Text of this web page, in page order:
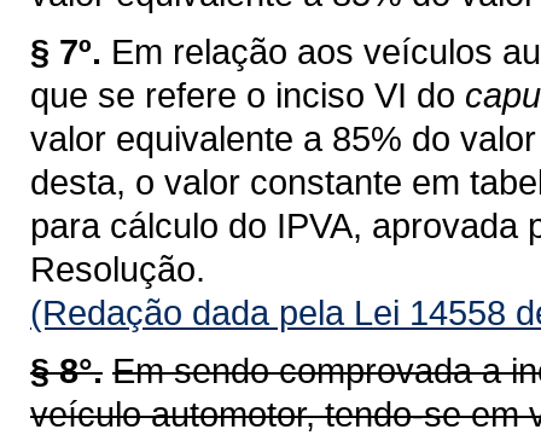
§ 7º. Em relação aos veículos
que se refere o inciso VI do
valor equivalente a 85% do
desta, o valor constante em
para cálculo do IPVA, aprovada
Resolução.
(Redação dada pela Lei 14558
§ 8°. Em sendo comprovada a
veículo automotor, tendo-se em